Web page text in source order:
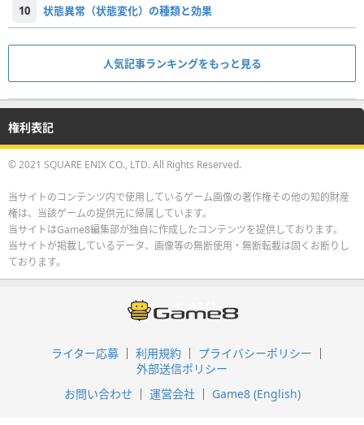
10 状態異常（状態変化）の種類と効果
人気記事ランキングをもっと見る
権利表記
© 2021 SQUARE ENIX CO., LTD. All Rights Reserved.
当サイトのコンテンツ内で使用しているゲーム画像の著作権その他の知的財産
権は、当該ゲームの提供元に帰属しています。
当サイトはGame8編集部が独自に作成したコンテンツを提供しております。
当サイトが掲載しているデータ、画像等の無断使用・無断転載は固くお断りし
ております。
ライター応募 利用規約
プライバシーポリシー
外部送信ポリシー
お問い合わせ
運営会社 Game8 (English)